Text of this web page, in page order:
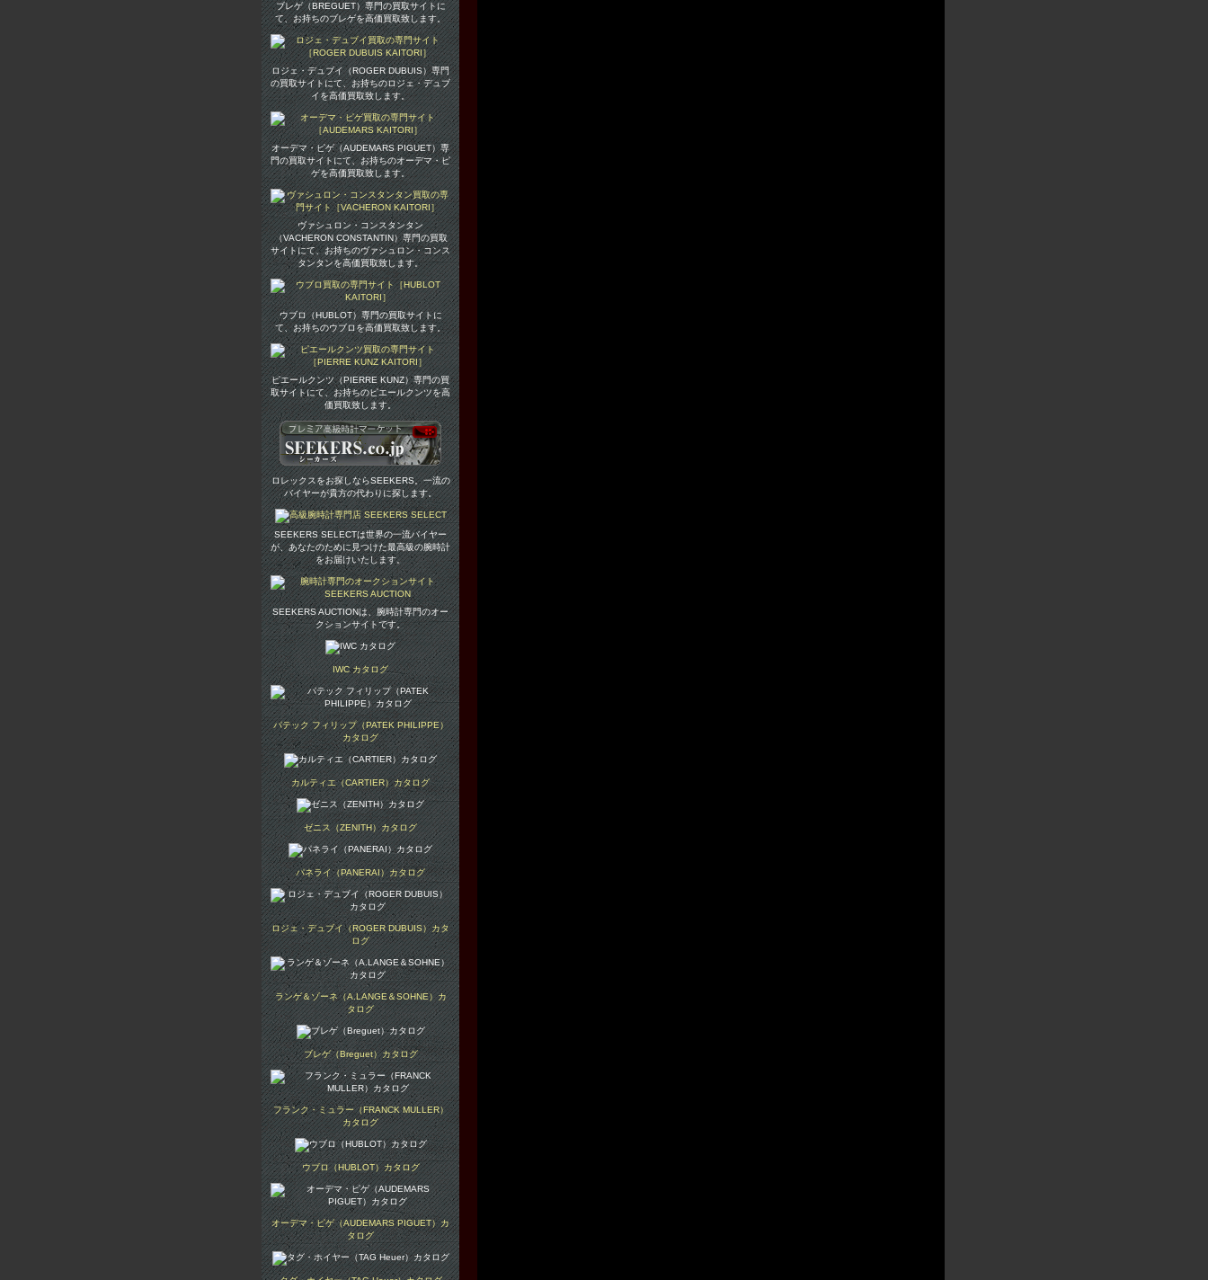
ブレゲ（BREGUET）専門の買取サイトに
て、お持ちのブレゲを高価買取致します。
ロジェ・デュブイ（ROGER DUBUIS）専門
の買取サイトにて、お持ちのロジェ・デュブ
イを高価買取致します。
オーデマ・ピゲ（AUDEMARS PIGUET）専
門の買取サイトにて、お持ちのオーデマ・ピ
ゲを高価買取致します。
ヴァシュロン・コンスタンタン
（VACHERON CONSTANTIN）専門の買取
サイトにて、お持ちのヴァシュロン・コンス
タンタンを高価買取致します。
ウブロ（HUBLOT）専門の買取サイトに
て、お持ちのウブロを高価買取致します。
ピエールクンツ（PIERRE KUNZ）専門の買
取サイトにて、お持ちのピエールクンツを高
価買取致します。
ロレックスをお探しならSEEKERS。一流の
バイヤーが貴方の代わりに探します。
SEEKERS SELECTは世界の一流バイヤー
が、あなたのために見つけた最高級の腕時計
をお届けいたします。
SEEKERS AUCTIONは、腕時計専門のオー
クションサイトです。
IWC カタログ
パテック フィリップ（PATEK PHILIPPE）
カタログ
カルティエ（CARTIER）カタログ
ゼニス（ZENITH）カタログ
パネライ（PANERAI）カタログ
ロジェ・デュブイ（ROGER DUBUIS）カタ
ログ
ランゲ＆ゾーネ（A.LANGE＆SOHNE）カ
タログ
ブレゲ（Breguet）カタログ
フランク・ミュラー（FRANCK MULLER）
カタログ
ウブロ（HUBLOT）カタログ
オーデマ・ピゲ（AUDEMARS PIGUET）カ
タログ